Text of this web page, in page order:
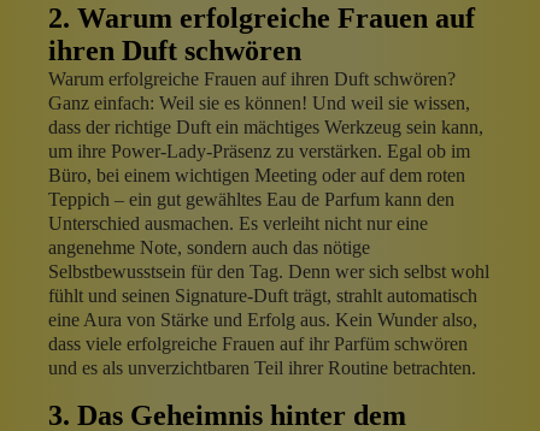
2. Warum erfolgreiche Frauen auf
ihren Duft schwören
Warum erfolgreiche Frauen auf ihren Duft schwören?
Ganz einfach: Weil sie es können! Und weil sie wissen,
dass der richtige Duft ein mächtiges Werkzeug sein kann,
um ihre Power-Lady-Präsenz zu verstärken. Egal ob im
Büro, bei einem wichtigen Meeting oder auf dem roten
Teppich – ein gut gewähltes Eau de Parfum kann den
Unterschied ausmachen. Es verleiht nicht nur eine
angenehme Note, sondern auch das nötige
Selbstbewusstsein für den Tag. Denn wer sich selbst wohl
fühlt und seinen Signature-Duft trägt, strahlt automatisch
eine Aura von Stärke und Erfolg aus. Kein Wunder also,
dass viele erfolgreiche Frauen auf ihr Parfüm schwören
und es als unverzichtbaren Teil ihrer Routine betrachten.
3. Das Geheimnis hinter dem